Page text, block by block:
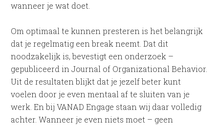
wanneer je wat doet.
Om optimaal te kunnen presteren is het belangrijk
dat je regelmatig een break neemt. Dat dit
noodzakelijk is, bevestigt een onderzoek –
gepubliceerd in Journal of Organizational Behavior.
Uit de resultaten blijkt dat je jezelf beter kunt
voelen door je even mentaal af te sluiten van je
werk. En bij VANAD Engage staan wij daar volledig
achter. Wanneer je even niets moet – geen